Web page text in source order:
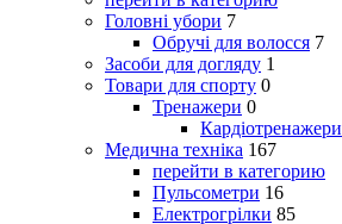
Головні убори 7
Обручі для волосся 7
Засоби для догляду 1
Товари для спорту 0
Тренажери 0
Кардіотренажери
Медична техніка 167
перейти в категорию
Пульсометри 16
Електрогрілки 85